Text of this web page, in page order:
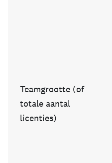
Teamgrootte (of
totale aantal
licenties)